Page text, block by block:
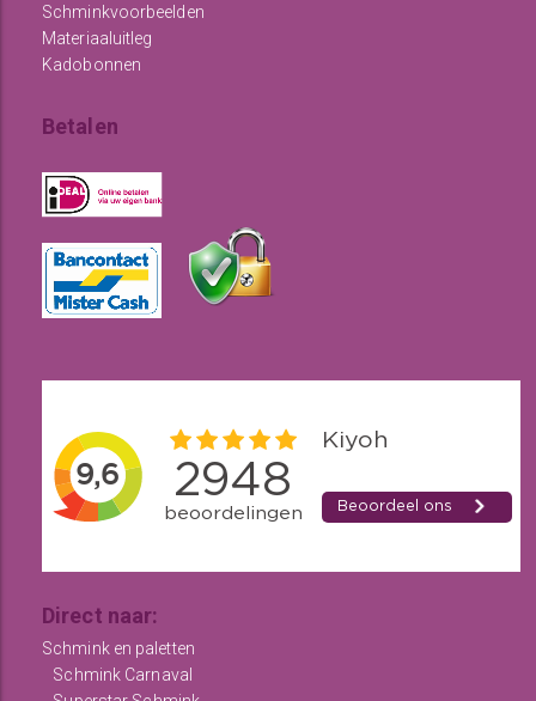
Schminkvoorbeelden
Materiaaluitleg
Kadobonnen
Betalen
Direct naar:
Schmink en paletten
Schmink Carnaval